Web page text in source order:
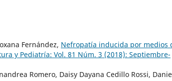
Fernández, Nefropatía inducida por medios
y Pediatría: Vol. 81 Núm. 3 (2018): Septiembre-
Romero, Daisy Dayana Cedillo Rossi,